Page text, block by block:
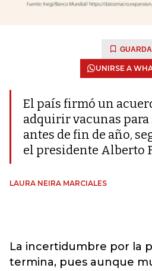
UNIRSE A
El país firmó un
adquirir vacunas para
antes de fin de año,
el presidente Alberto
LAURA NEIRA MARCIALES
La incertidumbre por la
termina, pues aunque